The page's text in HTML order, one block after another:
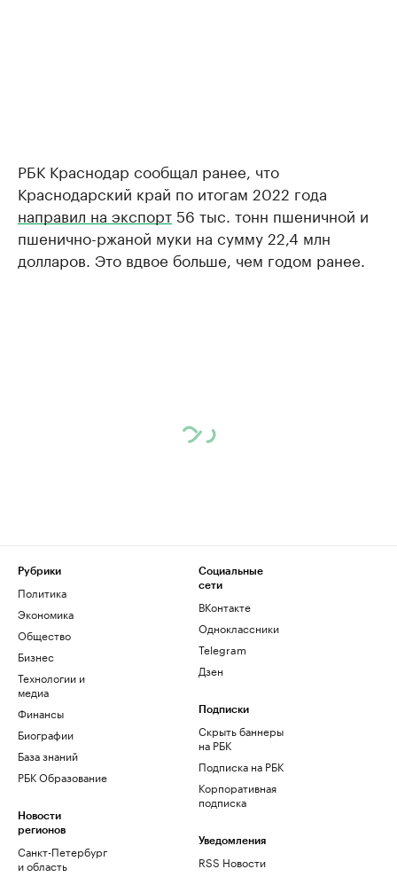
РБК Краснодар сообщал ранее, что
Краснодарский край по итогам 2022 года
направил на экспорт 56 тыс. тонн пшеничной и
пшенично-ржаной муки на сумму 22,4 млн
долларов. Это вдвое больше, чем годом ранее.
Рубрики
Политика
Экономика
Общество
Бизнес
Технологии и
медиа
Финансы
Биографии
База знаний
РБК Образование
Новости
регионов
Санкт-Петербург
и область
Социальные
сети
ВКонтакте
Одноклассники
Telegram
Дзен
Подписки
Скрыть баннеры
на РБК
Подписка на РБК
Корпоративная
подписка
Уведомления
RSS Новости